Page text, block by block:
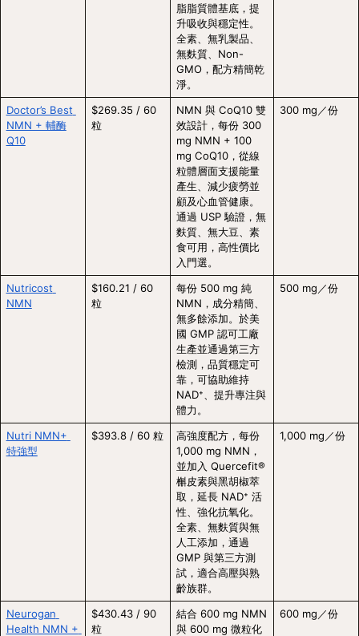
脂脂質體基底，提
升吸收與穩定性。
全素、無乳製品、
無麩質、Non-
GMO，配方精簡乾
淨。
Doctor’s Best
NMN + 輔酶
Q10
$269.35 / 60
粒
NMN 與 CoQ10 雙
效設計，每份 300
mg NMN + 100
mg CoQ10，從線
粒體層面支援能量
產生、減少疲勞並
顧及心血管健康。
通過 USP 驗證，無
麩質、無大豆、素
食可用，高性價比
入門選。
300 mg／份
Nutricost
NMN
$160.21 / 60
粒
每份 500 mg 純
NMN，成分精簡、
無多餘添加。於美
國 GMP 認可工廠
生產並通過第三方
檢測，品質穩定可
靠，可協助維持
NAD⁺、提升專注與
體力。
500 mg／份
Nutri NMN+
特強型
$393.8 / 60 粒
高強度配方，每份
1,000 mg NMN，
並加入 Quercefit®
槲皮素與黑胡椒萃
取，延長 NAD⁺ 活
性、強化抗氧化。
全素、無麩質與無
人工添加，通過
GMP 與第三方測
試，適合高壓與熟
齡族群。
1,000 mg／份
Neurogan
Health NMN +
$430.43 / 90
粒
結合 600 mg NMN
與 600 mg 微粒化
600 mg／份